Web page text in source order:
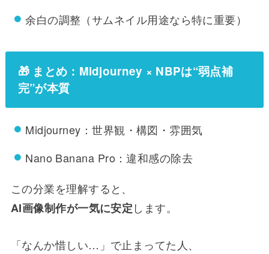
余白の調整（サムネイル用途なら特に重要）
🎁 まとめ：Midjourney × NBPは“弱点補
完”が本質
Midjourney：世界観・構図・雰囲気
Nano Banana Pro：違和感の除去
この分業を理解すると、
AI画像制作が一気に安定します。
「なんか惜しい…」で止まってた人、